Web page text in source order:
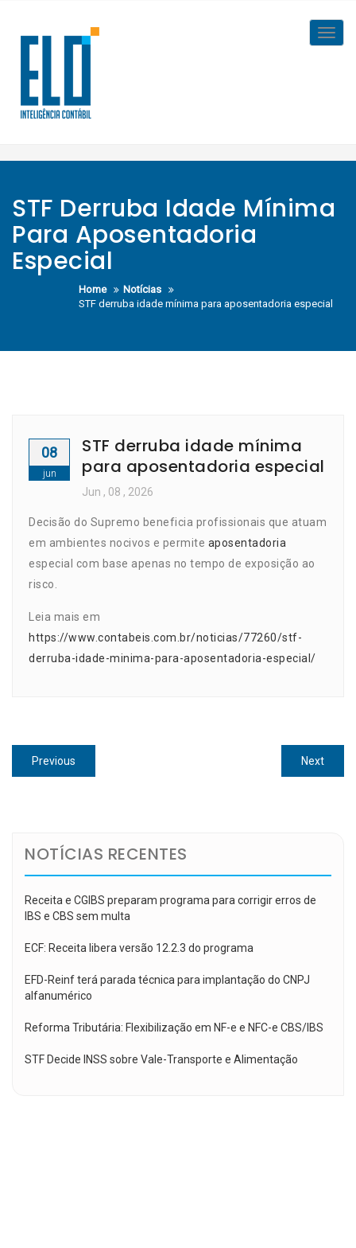
content
STF Derruba Idade Mínima
Para Aposentadoria
Especial
Home
Notícias
STF derruba idade mínima para aposentadoria especial
08
jun
STF derruba idade mínima
para aposentadoria especial
Jun , 08 , 2026
Decisão do Supremo beneficia profissionais que atuam
em ambientes nocivos e permite aposentadoria
especial com base apenas no tempo de exposição ao
risco.
Leia mais em
https://www.contabeis.com.br/noticias/77260/stf-
derruba-idade-minima-para-aposentadoria-especial/
Navegação
de
Previous
post:
NextNext
post:
NOTÍCIAS RECENTES
Receita e CGIBS preparam programa para corrigir erros de
IBS e CBS sem multa
ECF: Receita libera versão 12.2.3 do programa
EFD-Reinf terá parada técnica para implantação do CNPJ
alfanumérico
Reforma Tributária: Flexibilização em NF-e e NFC-e CBS/IBS
STF Decide INSS sobre Vale-Transporte e Alimentação